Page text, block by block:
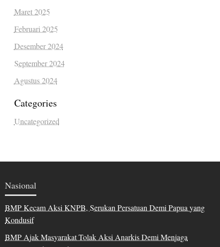
Maret 2025
Februari 2025
Desember 2024
September 2024
Agustus 2024
Categories
Uncategorized
Nasional
BMP Kecam Aksi KNPB, Serukan Persatuan Demi Papua yang
Kondusif
BMP Ajak Masyarakat Tolak Aksi Anarkis Demi Menjaga